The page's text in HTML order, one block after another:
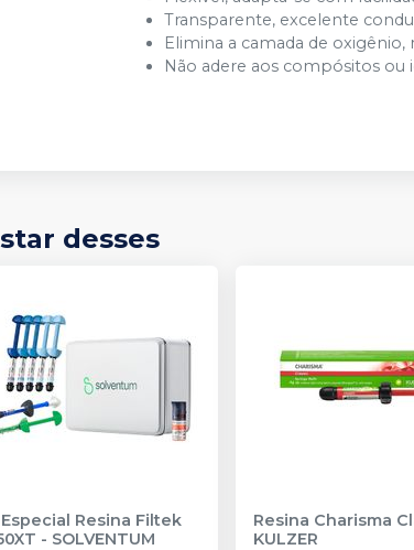
Transparente, excelente
Elimina a camada de
Não adere aos compósitos ou
desses
Resina Filtek
- SOLVENTUM
Resina Charisma
KULZER